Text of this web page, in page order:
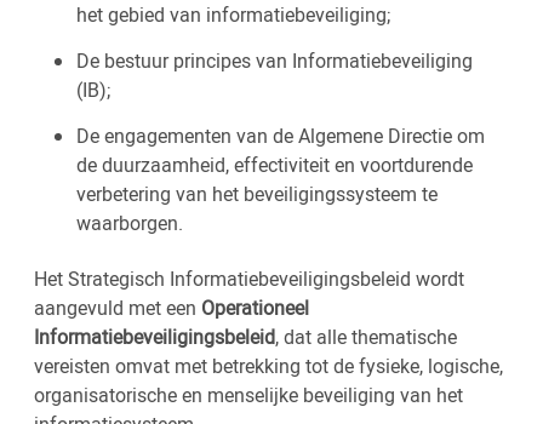
het gebied van informatiebeveiliging;
De bestuur principes van Informatiebeveiliging
(IB);
De engagementen van de Algemene Directie om
de duurzaamheid, effectiviteit en voortdurende
verbetering van het beveiligingssysteem te
waarborgen.
Het Strategisch Informatiebeveiligingsbeleid wordt
aangevuld met een Operationeel
Informatiebeveiligingsbeleid, dat alle thematische
vereisten omvat met betrekking tot de fysieke, logische,
organisatorische en menselijke beveiliging van het